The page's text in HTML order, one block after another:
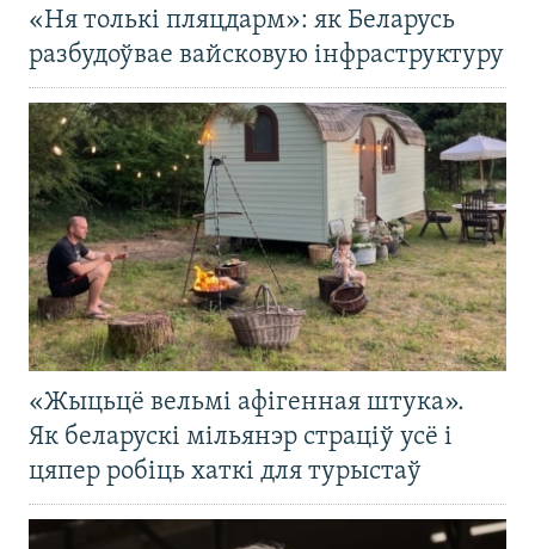
«Ня толькі пляцдарм»: як Беларусь
разбудоўвае вайсковую інфраструктуру
«Жыцьцё вельмі афігенная штука».
Як беларускі мільянэр страціў усё і
цяпер робіць хаткі для турыстаў